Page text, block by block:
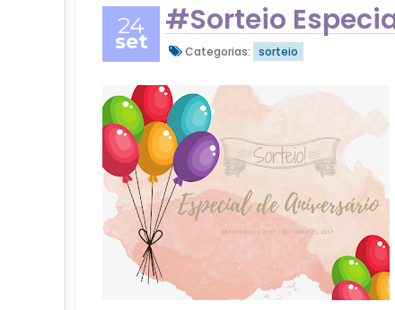
24
set
#Sorteio
Categorias: sorteio